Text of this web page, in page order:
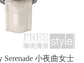
Serenade 小夜曲女士